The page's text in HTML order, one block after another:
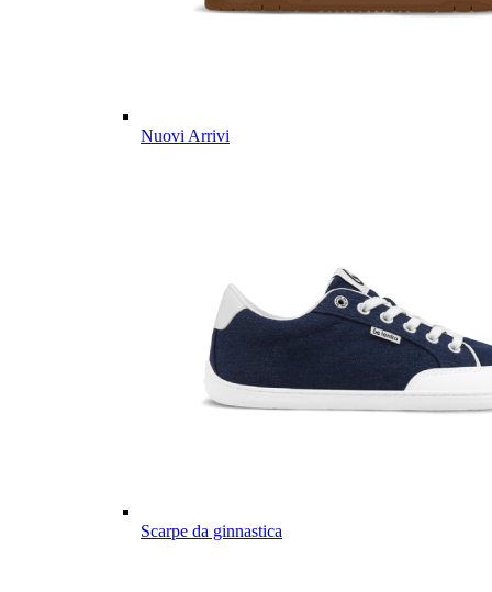
Nuovi Arrivi
Scarpe da ginnastica